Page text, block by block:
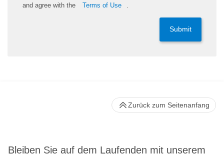
and agree with the Terms of Use
Submit
Bleiben Sie auf dem Laufenden mit unserem
Zurück zum Seitenanfang